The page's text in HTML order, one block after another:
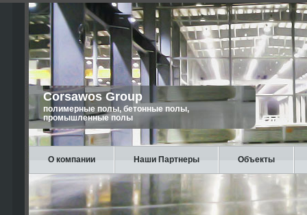
Corsawos Group
полимерные полы, бетонные полы,
промышленные полы
О компании Наши Партнеры Объекты